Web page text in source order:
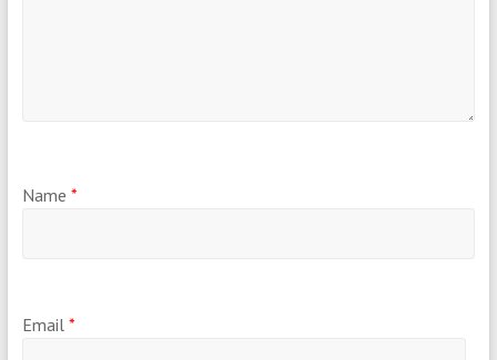
Name *
Email *